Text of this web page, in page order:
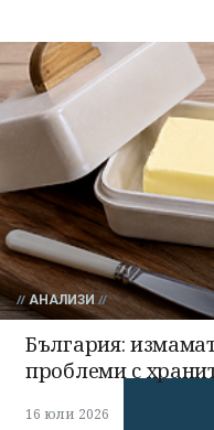
АНАЛИЗИ
България:
проблеми с
16 юли 2026